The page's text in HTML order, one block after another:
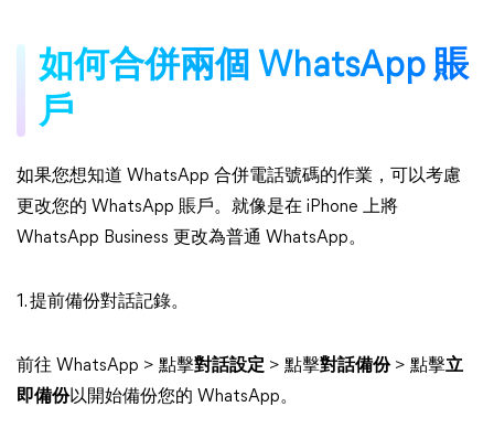
如何合併兩個 WhatsApp 賬
戶
如果您想知道 WhatsApp 合併電話號碼的作業，可以考慮
更改您的 WhatsApp 賬戶。就像是在 iPhone 上將
WhatsApp Business 更改為普通 WhatsApp。
1. 提前備份對話記錄。
前往 WhatsApp > 點擊對話設定 > 點擊對話備份> 點擊立
即備份以開始備份您的 WhatsApp。